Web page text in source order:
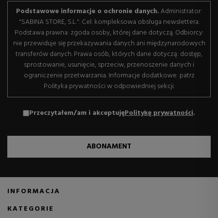
Podstawowe informacje o ochronie danych.Administrator:
"SABINA STORE, S.L.". Cel: kompleksowa obsługa newslettera.
Podstawa prawna: zgoda osoby, której dane dotyczą. Odbiorcy:
nie przewiduje się przekazywania danych ani międzynarodowych
transferów danych. Prawa osób, których dane dotyczą: dostęp,
sprostowanie, usunięcie, sprzeciw, przenoszenie danych i
ograniczenie przetwarzania. Informacje dodatkowe: patrz
Polityka prywatności w odpowiedniej sekcji.
Przeczytałem/am i akceptujęPolitykę prywatności.
ABONAMENT
INFORMACJA
KATEGORIE